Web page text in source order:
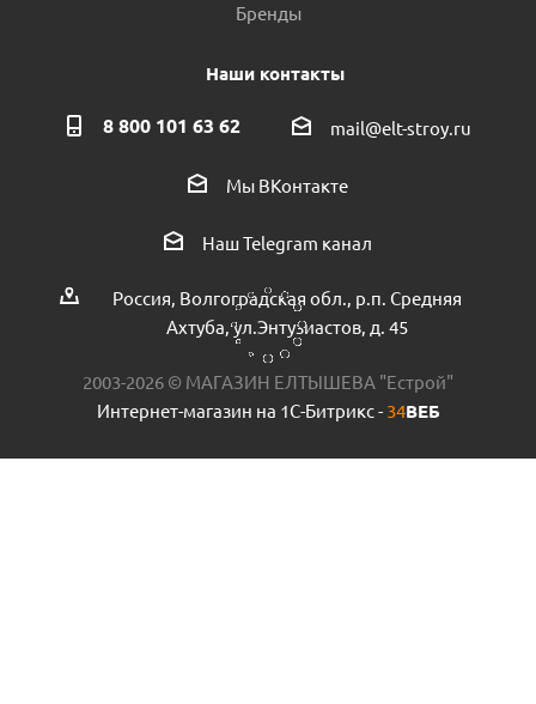
Комплект прокладок для насоса CHLF20-40 (2шт.)
Есть в наличии (1)
Бренды
Наши контакты
8 800 101 63 62 mail@elt-stroy.ru
Мы ВКонтакте
Наш Telegram канал
Россия, Волгоградская обл., р.п. Средняя
Ахтуба, ул.Энтузиастов, д. 45
2003-2026 © МАГАЗИН ЕЛТЫШЕВА "Естрой"
Интернет-магазин на 1С-Битрикс - 34ВЕБ